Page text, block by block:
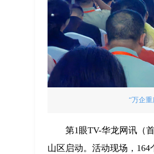
“万企
第1眼TV-华龙网讯（
山区启动。活动现场，